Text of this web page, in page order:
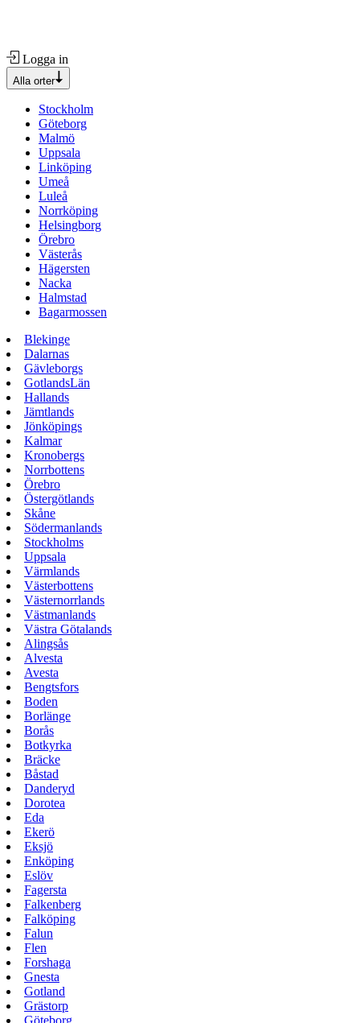
Logga in
Alla orter
Stockholm
Göteborg
Malmö
Uppsala
Linköping
Umeå
Luleå
Norrköping
Helsingborg
Örebro
Västerås
Hägersten
Nacka
Halmstad
Bagarmossen
Blekinge
Dalarnas
Gävleborgs
GotlandsLän
Hallands
Jämtlands
Jönköpings
Kalmar
Kronobergs
Norrbottens
Örebro
Östergötlands
Skåne
Södermanlands
Stockholms
Uppsala
Värmlands
Västerbottens
Västernorrlands
Västmanlands
Västra Götalands
Alingsås
Alvesta
Avesta
Bengtsfors
Boden
Borlänge
Borås
Botkyrka
Bräcke
Båstad
Danderyd
Dorotea
Eda
Ekerö
Eksjö
Enköping
Eslöv
Fagersta
Falkenberg
Falköping
Falun
Flen
Forshaga
Gnesta
Gotland
Grästorp
Göteborg